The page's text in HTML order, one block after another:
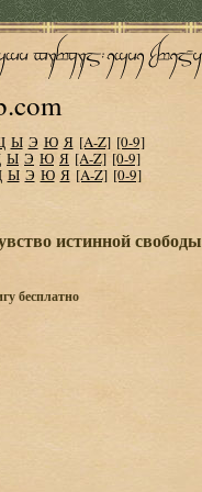
Ы Э Ю Я [A-Z] [0-9]
Ы Э Ю Я [A-Z] [0-9]
Ы Э Ю Я [A-Z] [0-9]
истинной свободы
бесплатно